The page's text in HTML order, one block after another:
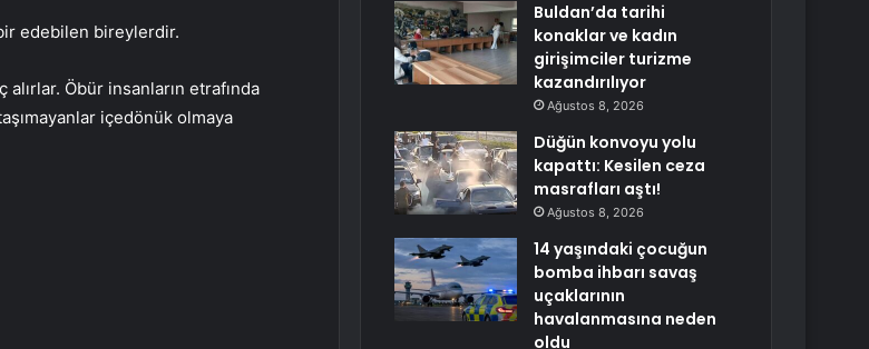
edebilen bireylerdir.
Öbür insanların etrafında
içedönük olmaya
Buldan’da tarihi
konaklar ve kadın
girişimciler turizme
kazandırılıyor
Ağustos 8, 2026
Düğün konvoyu yolu
kapattı: Kesilen ceza
masrafları aştı!
Ağustos 8, 2026
14 yaşındaki çocuğun
bomba ihbarı savaş
uçaklarının
havalanmasına neden
oldu